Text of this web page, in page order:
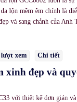
lộn mềm êm chính là
và sang chảnh của
lượt xem Chi tiết
xinh đẹp và
với thiết kế đơn giản